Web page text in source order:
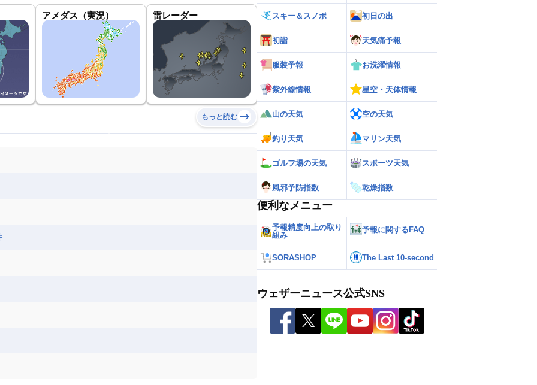
アメダス（実況） 雷レーダー
もっと読む
スキー＆スノボ 初日の出
初詣 天気痛予報
服装予報 お洗濯情報
紫外線情報 星空・天体情報
山の天気 空の天気
釣り天気 マリン天気
ゴルフ場の天気 スポーツ天気
風邪予防指数 乾燥指数
便利なメニュー
予報精度向上の取り
組み
予報に関するFAQ
SORASHOP The Last 10-second
ウェザーニュース公式SNS